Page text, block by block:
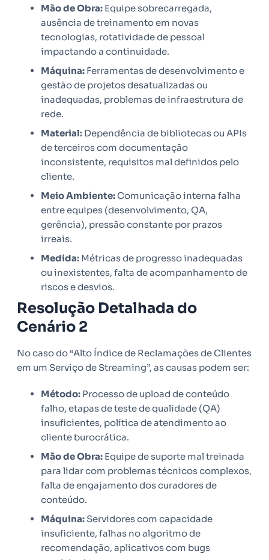
Mão de Obra: Equipe sobrecarregada,
ausência de treinamento em novas
tecnologias, rotatividade de pessoal
impactando a continuidade.
Máquina: Ferramentas de desenvolvimento e
gestão de projetos desatualizadas ou
inadequadas, problemas de infraestrutura de
rede.
Material: Dependência de bibliotecas ou APIs
de terceiros com documentação
inconsistente, requisitos mal definidos pelo
cliente.
Meio Ambiente:Comunicação interna falha
entre equipes (desenvolvimento, QA,
gerência), pressão constante por prazos
irreais.
Medida: Métricas de progresso inadequadas
ou inexistentes, falta de acompanhamento de
riscos e desvios.
Resolução Detalhada do
Cenário 2
No caso do “Alto Índice de Reclamações de Clientes
em um Serviço de Streaming”, as causas podem ser:
Método: Processo de upload de conteúdo
falho, etapas de teste de qualidade (QA)
insuficientes, política de atendimento ao
cliente burocrática.
Mão de Obra: Equipe de suporte mal treinada
para lidar com problemas técnicos complexos,
falta de engajamento dos curadores de
conteúdo.
Máquina: Servidores com capacidade
insuficiente, falhas no algoritmo de
recomendação, aplicativos com bugs